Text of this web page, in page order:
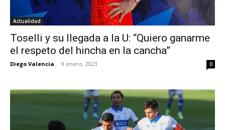
Actualidad
Toselli y su llegada a la U: “Quiero ganarme
el respeto del hincha en la cancha”
Diego Valencia - 9 enero, 2023 0